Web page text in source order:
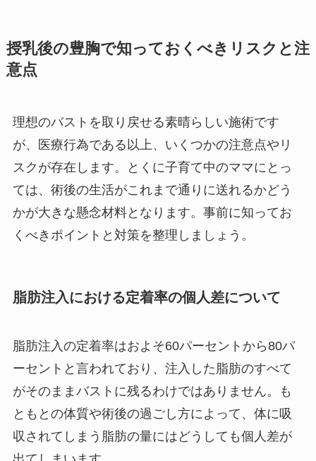
授乳後の豊胸で知っておくべきリスクと注
意点
理想のバストを取り戻せる素晴らしい施術です
が、医療行為である以上、いくつかの注意点やリ
スクが存在します。とくに子育て中のママにとっ
ては、術後の生活がこれまで通りに送れるかどう
かが大きな懸念材料となります。事前に知ってお
くべきポイントと対策を整理しましょう。
脂肪注入における定着率の個人差について
脂肪注入の定着率はおよそ60パーセントから80パ
ーセントと言われており、注入した脂肪のすべて
がそのままバストに残るわけではありません。も
ともとの体質や術後の過ごし方によって、体に吸
収されてしまう脂肪の量にはどうしても個人差が